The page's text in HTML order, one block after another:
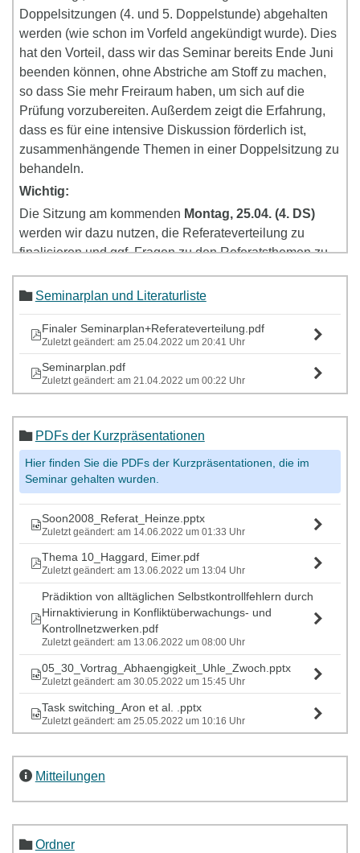
Doppelsitzungen (4. und 5. Doppelstunde) abgehalten
werden (wie schon im Vorfeld angekündigt wurde). Dies
hat den Vorteil, dass wir das Seminar bereits Ende Juni
beenden können, ohne Abstriche am Stoff zu machen,
so dass Sie mehr Freiraum haben, um sich auf die
Prüfung vorzubereiten. Außerdem zeigt die Erfahrung,
dass es für eine intensive Diskussion förderlich ist,
zusammenhängende Themen in einer Doppelsitzung zu
behandeln.
Wichtig:
Die Sitzung am kommenden Montag, 25.04. (4. DS)
werden wir dazu nutzen, die Referateverteilung zu
finalisieren und ggf. Fragen zu den Referatsthemen zu
Die erste inhaltliche Seminarsitzung findet 02.05 als
Doppelsitzung (4. + 5. Doppelstunde) statt,damit Sie
genügend Zeit haben, sich auf die Sitzung vorzubereiten
und die Basistexte zu lesen.
Seminarplan und Literaturliste
Finaler Seminarplan+Referateverteilung.pdf
Zuletzt geändert: am 25.04.2022 um 20:41 Uhr
Seminarplan.pdf
Zuletzt geändert: am 21.04.2022 um 00:22 Uhr
PDFs der Kurzpräsentationen
Hier finden Sie die PDFs der Kurzpräsentationen, die im
Seminar gehalten wurden.
Soon2008_Referat_Heinze.pptx
Zuletzt geändert: am 14.06.2022 um 01:33 Uhr
Thema 10_Haggard, Eimer.pdf
Zuletzt geändert: am 13.06.2022 um 13:04 Uhr
Prädiktion von alltäglichen Selbstkontrollfehlern durch
Hirnaktivierung in Konfliktüberwachungs- und
Kontrollnetzwerken.pdf
Zuletzt geändert: am 13.06.2022 um 08:00 Uhr
05_30_Vortrag_Abhaengigkeit_Uhle_Zwoch.pptx
Zuletzt geändert: am 30.05.2022 um 15:45 Uhr
Task switching_Aron et al. .pptx
Zuletzt geändert: am 25.05.2022 um 10:16 Uhr
Mitteilungen
Ordner